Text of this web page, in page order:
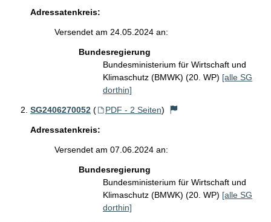
Adressatenkreis:
Versendet am 24.05.2024 an:
Bundesregierung
Bundesministerium für Wirtschaft und
Klimaschutz (BMWK) (20. WP) [alle SG
dorthin]
SG2406270052 ( PDF - 2 Seiten)
Adressatenkreis:
Versendet am 07.06.2024 an:
Bundesregierung
Bundesministerium für Wirtschaft und
Klimaschutz (BMWK) (20. WP) [alle SG
dorthin]